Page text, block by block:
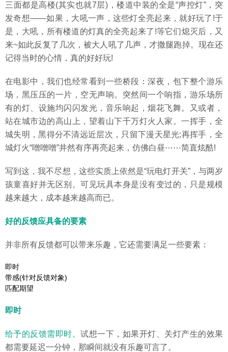
三面都是高楼(其实也就7层)，楼道中装的全是“声控灯”，突
发奇想——如果，大吼一声，这些灯全亮起来，就好玩了!于
是，大吼，所有楼道的灯真的全亮起来了!等它们熄灭后，又
来~如此反复了几次，被大人吼了几声，才撒腿跑掉。现在还
记得当时的心情，真的好好玩!
在电影中，我们也经常看到一些桥段：深夜，包下整个游乐
场，黑压压的一片，空无声响。突然间一个响指，游乐场所
有的灯、设施均闪闪发光，音乐响起，烟花飞舞。又或者，
站在城市边的高山上，望着山下千万灯火人家。一挥手，全
城失明，黑得分不清远近层次，只留下漫天星光;再挥手，全
城灯火“噌噌噌”井然有序再亮起来，仿佛白昼⋯⋯简直炫酷!
写到这，我不尽想，这些实质上依然是“玩电灯开关”，与两岁
孩童喜好并无区别。可见玩具本身是没有变过的，只是规模
越来越大，成本越来越高而已。
好的反馈应具备的要素
并非所有反馈都可以带来乐趣，它还需要满足一些要素：
即时
带感(针对反馈对象)
匹配期望
即时
给予的反馈需即时。试想一下，如果开灯、关灯产生的效果
都需要延迟一分钟，那瞬间就没有乐趣可言了。